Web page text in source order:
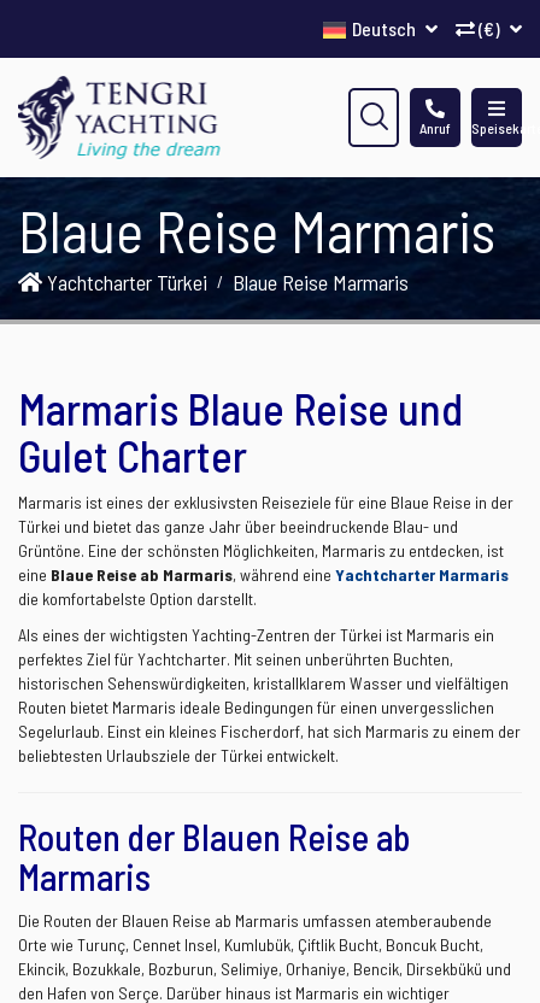
(€)
Deutsch
Anruf
Blaue Reise Marmaris
Yachtcharter Türkei Blaue Reise Marmaris
Marmaris Blaue Reise und
Gulet Charter
Marmaris ist eines der exklusivsten Reiseziele für eine Blaue Reise in der
Türkei und bietet das ganze Jahr über beeindruckende Blau- und
Grüntöne. Eine der schönsten Möglichkeiten, Marmaris zu entdecken, ist
eine Blaue Reise ab Marmaris, während eine Yachtcharter Marmaris
die komfortabelste Option darstellt.
Als eines der wichtigsten Yachting-Zentren der Türkei ist Marmaris ein
perfektes Ziel für Yachtcharter. Mit seinen unberührten Buchten,
historischen Sehenswürdigkeiten, kristallklarem Wasser und vielfältigen
Routen bietet Marmaris ideale Bedingungen für einen unvergesslichen
Segelurlaub. Einst ein kleines Fischerdorf, hat sich Marmaris zu einem der
beliebtesten Urlaubsziele der Türkei entwickelt.
Routen der Blauen Reise ab
Marmaris
Die Routen der Blauen Reise ab Marmaris umfassen atemberaubende
Orte wie Turunç, Cennet Insel, Kumlubük, Çiftlik Bucht, Boncuk Bucht,
Ekincik, Bozukkale, Bozburun, Selimiye, Orhaniye, Bencik, Dirsekbükü und
den Hafen von Serçe. Darüber hinaus ist Marmaris ein wichtiger